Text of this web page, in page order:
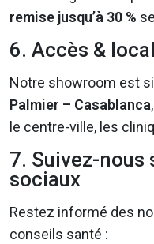
remise jusqu’à 30 %
6. Accès &
Notre showroom est
Palmier – Casablanca
le centre-ville, les
7. Suivez-nous
sociaux
Restez informé des
conseils santé :